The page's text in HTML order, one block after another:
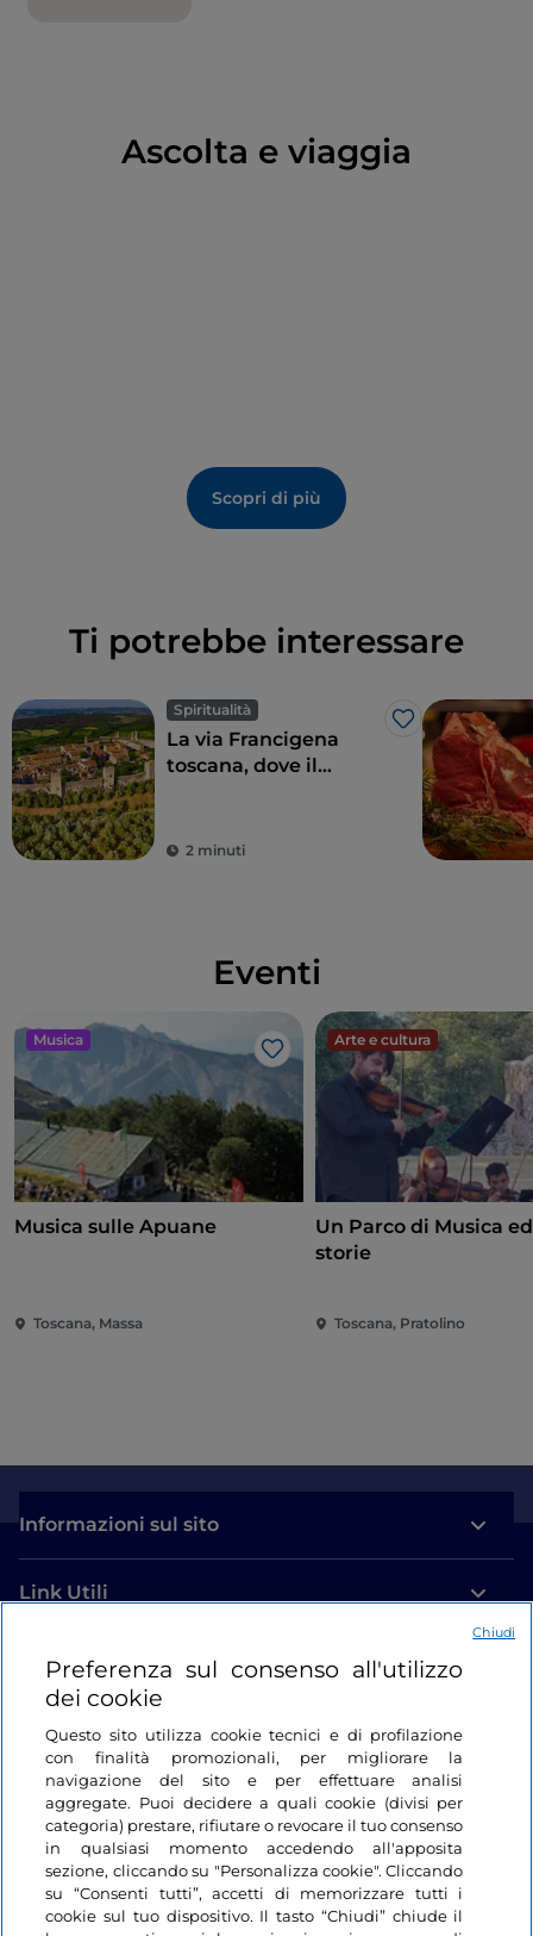
fascino dell’ambiente, sia quello costruito dall’uomo
sia quello plasmato dalla natura.
Ascolta e viaggia
Scopri di più
Ti potrebbe interessare
Spiritualità
Like
La via Francigena
toscana, dove il
2 minuti
Eventi
Musica
Like
Musica sulle Apuane
Toscana, Massa
Arte e cultura
Un Parco di Musica
storie
Toscana, Pratolino
Informazioni sul sito
Link Utili
Login
Restiamo in contatto
Preferenza sul consenso all'utilizzo
dei cookie
Questo sito utilizza cookie tecnici e di profilazione
con finalità promozionali, per migliorare la
navigazione del sito e per effettuare analisi
aggregate. Puoi decidere a quali cookie (divisi per
categoria) prestare, rifiutare o revocare il tuo consenso
in qualsiasi momento accedendo all'apposita
sezione, cliccando su "Personalizza cookie". Cliccando
su “Consenti tutti”, accetti di memorizzare tutti i
cookie sul tuo dispositivo. Il tasto “Chiudi” chiude il
Chiudi